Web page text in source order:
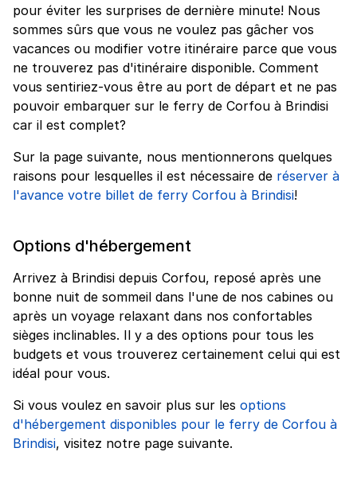
pour éviter les surprises de dernière minute! Nous
sommes sûrs que vous ne voulez pas gâcher vos
vacances ou modifier votre itinéraire parce que vous
ne trouverez pas d'itinéraire disponible. Comment
vous sentiriez-vous être au port de départ et ne pas
pouvoir embarquer sur le ferry de Corfou à Brindisi
car il est complet?
Sur la page suivante, nous mentionnerons quelques
raisons pour lesquelles il est nécessaire de réserver à
l'avance votre billet de ferry Corfou à Brindisi!
Options d'hébergement
Arrivez à Brindisi depuis Corfou, reposé après une
bonne nuit de sommeil dans l'une de nos cabines ou
après un voyage relaxant dans nos confortables
sièges inclinables. Il y a des options pour tous les
budgets et vous trouverez certainement celui qui est
idéal pour vous.
Si vous voulez en savoir plus sur les options
d'hébergement disponibles pour le ferry de Corfou à
Brindisi, visitez notre page suivante.